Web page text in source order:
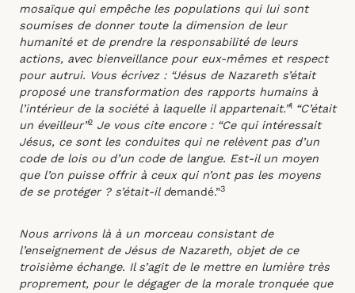
mosaïque qui empêche les populations qui lui sont
soumises de donner toute la dimension de leur
humanité et de prendre la responsabilité de leurs
actions, avec bienveillance pour eux-mêmes et respect
pour autrui. Vous écrivez : “Jésus de Nazareth s’était
proposé une transformation des rapports humains à
l’intérieur de la société à laquelle il appartenait.”1 “C’était
un éveilleur”2 Je vous cite encore : “Ce qui intéressait
Jésus, ce sont les conduites qui ne relèvent pas d’un
code de lois ou d’un code de langue. Est-il un moyen
que l’on puisse offrir à ceux qui n’ont pas les moyens
de se protéger ? s’était-il demandé.”3
Nous arrivons là à un morceau consistant de
l’enseignement de Jésus de Nazareth, objet de ce
troisième échange. Il s’agit de le mettre en lumière très
proprement, pour le dégager de la morale tronquée que